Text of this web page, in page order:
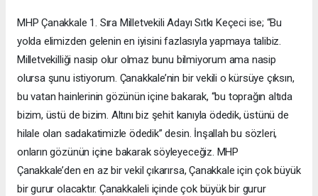
MHP Çanakkale 1. Sıra Milletvekili Adayı Sıtkı Keçeci ise; “Bu
yolda elimizden gelenin en iyisini fazlasıyla yapmaya talibiz.
Milletvekilliği nasip olur olmaz bunu bilmiyorum ama nasip
olursa şunu istiyorum. Çanakkale’nin bir vekili o kürsüye çıksın,
bu vatan hainlerinin gözünün içine bakarak, “bu toprağın altıda
bizim, üstü de bizim. Altını biz şehit kanıyla ödedik, üstünü de
hilale olan sadakatimizle ödedik” desin. İnşallah bu sözleri,
onların gözünün içine bakarak söyleyeceğiz. MHP
Çanakkale’den en az bir vekil çıkarırsa, Çanakkale için çok büyük
bir gurur olacaktır. Çanakkaleli içinde çok büyük bir gurur